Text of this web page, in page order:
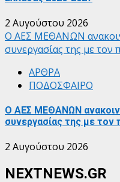
2 Αυγούστου 2026
Ο ΑΕΣ ΜΕΘΑΝΩΝ
συνεργασίας της με
ΑΡΘΡΑ
ΠΟΔΟΣΦΑΙΡΟ
Ο ΑΕΣ ΜΕΘΑΝΩΝ
συνεργασίας της με
2 Αυγούστου 2026
NEXTNEWS.GR